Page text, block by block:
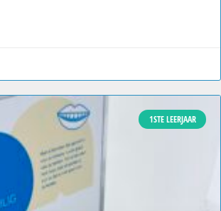
1STE LEERJAAR